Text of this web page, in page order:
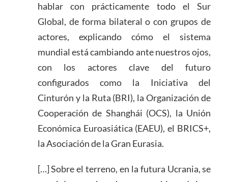
hablar con prácticamente todo el Sur
Global, de forma bilateral o con grupos de
actores, explicando cómo el sistema
mundial está cambiando ante nuestros ojos,
con los actores clave del futuro
configurados como la Iniciativa del
Cinturón y la Ruta (BRI), la Organización de
Cooperación de Shanghái (OCS), la Unión
Económica Euroasiática (EAEU), el BRICS+,
la Asociación de la Gran Eurasia.
[…] Sobre el terreno, en la futura Ucrania, se